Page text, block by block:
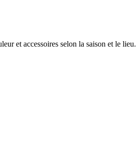
et accessoires selon la saison et le lieu.